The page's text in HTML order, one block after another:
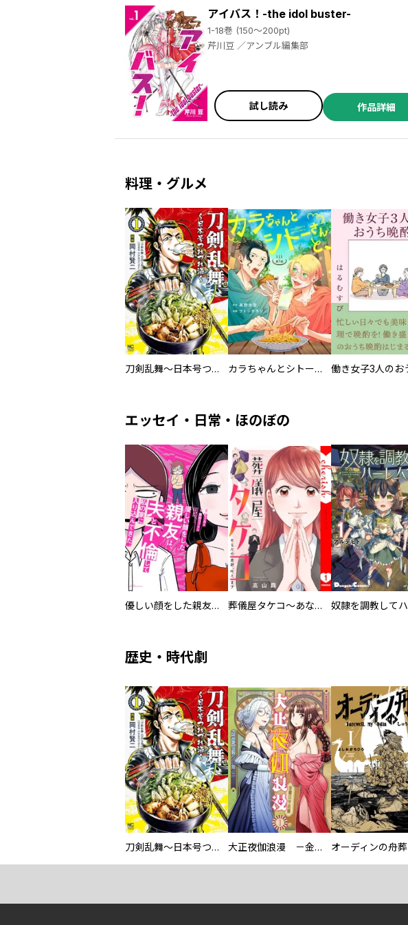
アイバス！-the idol buster-
1-18巻 (150～200pt)
芹川豆 ／アンブル編集部
試し読み 作品詳細
料理・グルメ
刀剣乱舞～日本号つれづれ酒～ カラちゃんとシトーさんと、 【分冊版】
エッセイ・日常・ほのぼの
優しい顔をした親友は、夫と不倫して私の家に入り込んできた。 葬儀屋タケコ～あなたの最期、叶えます【電子単行本版】
歴史・時代劇
刀剣乱舞～日本号つれづれ酒～ 大正夜伽浪漫 －金曜日の花嫁— オーディンの舟葬